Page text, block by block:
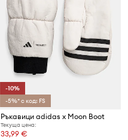
-10%
-5%* с код: FS
Ръкавици adidas x Moon Boot
Текуща цена:
33,99 €